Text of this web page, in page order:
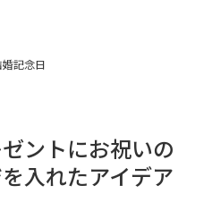
ントにお祝いの
入れたアイデア